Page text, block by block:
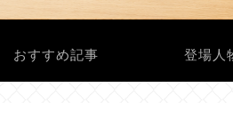
おすすめ記事 登場人